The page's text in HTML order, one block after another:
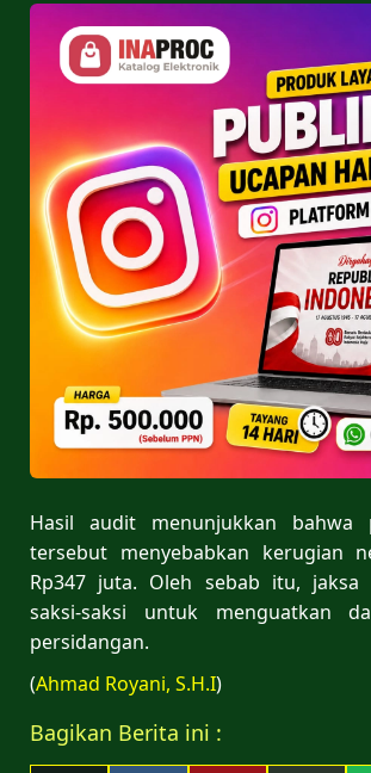
Hasil audit menunjukkan bahwa
tersebut menyebabkan kerugian
Rp347 juta. Oleh sebab itu, jaksa
saksi-saksi untuk menguatkan
persidangan.
(Ahmad Royani, S.H.I)
Bagikan Berita ini :